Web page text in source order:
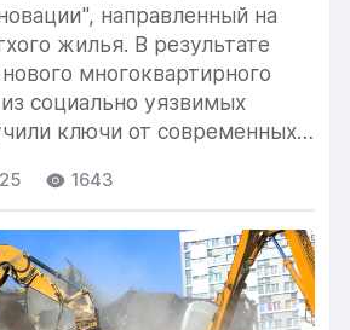
направленный на
жилья. В результате
многоквартирного
социально уязвимых
ключи от современных
vvesti-zapret-na-
naznacheniya-zemelnyh-
1643